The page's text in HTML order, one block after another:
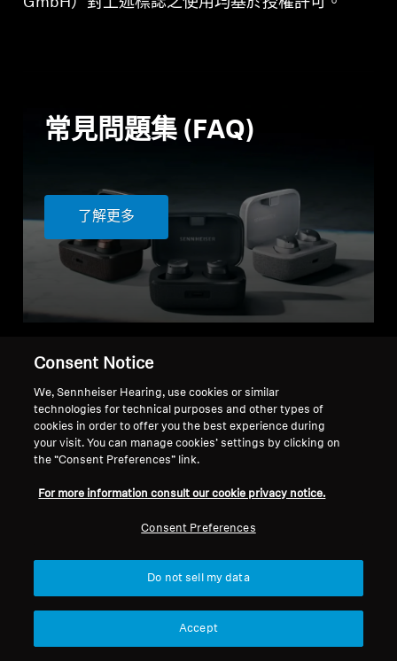
常見問題集 (FAQ)
了解更多
選擇適合您的入耳式耳機
Consent Notice
We, Sennheiser Hearing, use cookies or similar
technologies for technical purposes and other types of
cookies in order to offer you the best experience during
your visit. You can manage cookies’ settings by clicking on
the “Consent Preferences” link.
For more information consult our cookie privacy notice.
Consent Preferences
Do not sell my data
Accept